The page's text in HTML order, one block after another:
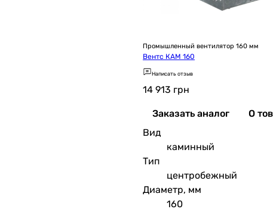
Промышленный вентилятор 160 мм
Вентс КАМ 160
Написать отзыв
14 913 грн
Заказать аналог
О
Вид
каминный
Тип
центробежный
Диаметр, мм
160